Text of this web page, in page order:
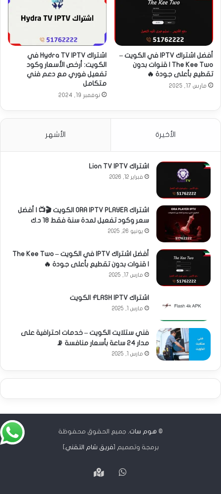
أفضل اشتراك IPTV في الكويت –
The Kee Two | قنوات بدون
تقطيع بأعلى جودة 🔥
مارس 17, 2025
اشتراك Hydra TV IPTV في
الكويت: أرخص الأسعار وكود
تفعيل فوري مع دعم فني
متكامل
نوفمبر 19, 2024
الأخيرة الأشهر
اشتراك Lion TV IPTV
فبراير 12, 2026
اشتراك ORA IPTV PLAYER الكويت 🎬📺 | أفضل
سعر وكود تفعيل لمدة سنة فقط 18 د.ك
يونيو 26, 2025
أفضل اشتراك IPTV في الكويت – The Kee Two
| قنوات بدون تقطيع بأعلى جودة 🔥
مارس 17, 2025
اشتراك FLASH IPTV الكويت
مارس 1, 2025
فني ستلايت الكويت – خدمات احترافية على
مدار 24 ساعة بأسعار منافسة 📡
مارس 1, 2025
© هوم سات. جميع الحقوق محفوظة
برمجة وتصميم [فريق شام التقني]
واتسابGoogle